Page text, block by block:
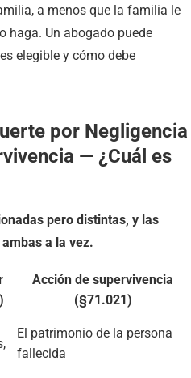
a menos que la familia le
haga. Un abogado puede
elegible y cómo debe
por Negligencia
— ¿Cuál es
pero distintas, y las
a la vez.
Acción de supervivencia
(§71.021)
El patrimonio de la persona
fallecida